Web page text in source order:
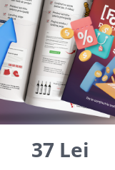
37 Lei